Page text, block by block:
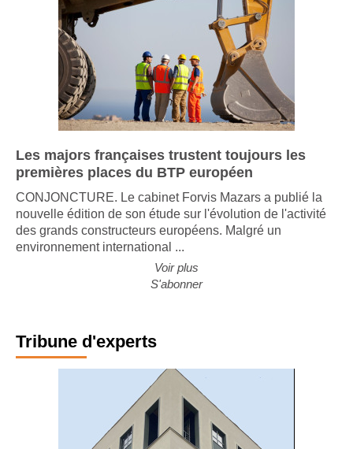
Les majors françaises trustent toujours les
premières places du BTP européen
CONJONCTURE. Le cabinet Forvis Mazars a publié la
nouvelle édition de son étude sur l'évolution de l'activité
des grands constructeurs européens. Malgré un
environnement international ...
Voir plus
S'abonner
Tribune d'experts